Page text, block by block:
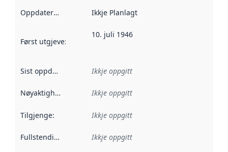
Oppdateringsfrekvens :
Ikkje Planlagt
Først utgjeve: Denne datoen seier når dataa i dette
10. juli 1946
Sist oppdatert Ikkje oppgitt
Nøyaktigheit Ikkje oppgitt
Tilgjenge: Ikkje oppgitt
Fullstendigheit Ikkje oppgitt